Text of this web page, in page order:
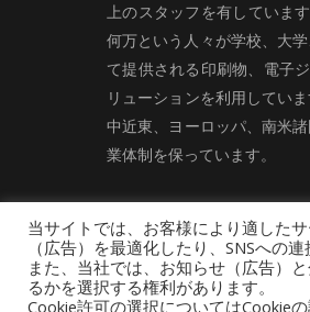
上のスタッフを有していま
何万という人々が学校、大
て提供される印刷物、電子
リューションを利用してい
中近東、ヨーロッパ、南米
業体制を保っています。
採用情報
当サイトでは、お客様により適した
（広告）を最適化したり、SNSへの
また、当社では、お知らせ（広告）
るかを選択する権利があります。
Cookie許可の選択についてはCookie